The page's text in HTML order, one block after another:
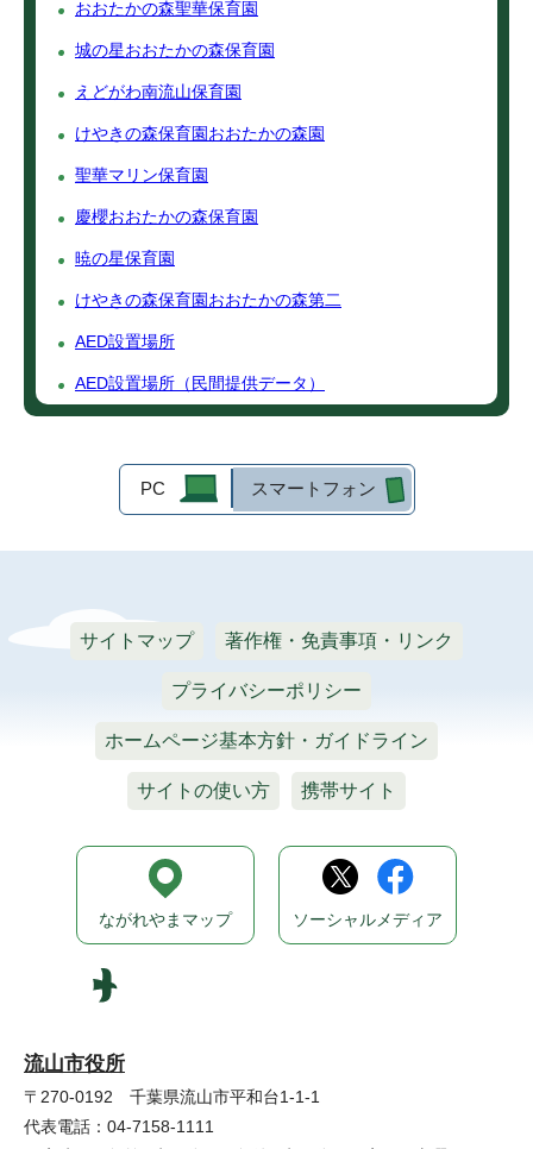
おおたかの森聖華保育園
城の星おおたかの森保育園
えどがわ南流山保育園
けやきの森保育園おおたかの森園
聖華マリン保育園
慶櫻おおたかの森保育園
暁の星保育園
けやきの森保育園おおたかの森第二
AED設置場所
AED設置場所（民間提供データ）
PC スマートフォン
サイトマップ 著作権・免責事項・リンク
プライバシーポリシー
ホームページ基本方針・ガイドライン
サイトの使い方 携帯サイト
流山市役所
〒270-0192 千葉県流山市平和台1-1-1
代表電話：04-7158-1111
ながれやまマップ ソーシャルメディア